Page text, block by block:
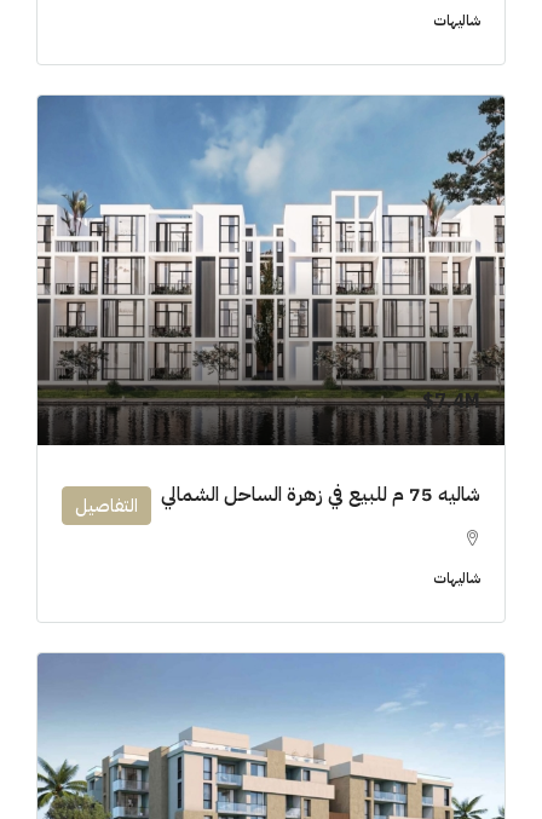
شاليهات
7.4M$
شاليه 75 م للبيع في زهرة الساحل الشمالي
شاليهات
التفاصيل